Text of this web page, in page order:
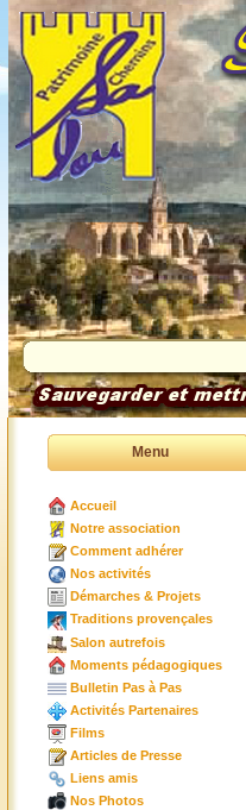
Menu
Accueil
Notre association
Comment adhérer
Nos activités
Démarches & Projets
Traditions provençales
Salon autrefois
Moments pédagogiques
Bulletin Pas à Pas
Activités Partenaires
Films
Articles de Presse
Liens amis
Nos Photos